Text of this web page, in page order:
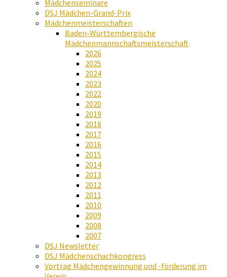
Mädchenseminare
DSJ Mädchen-Grand-Prix
Mädchenmeisterschaften
Baden-Württembergische
Mädchenmannschaftsmeisterschaft
2026
2025
2024
2023
2022
2020
2019
2018
2017
2016
2015
2014
2013
2012
2011
2010
2009
2008
2007
DSJ Newsletter
DSJ Mädchenschachkongress
Vortrag Mädchengewinnung und -förderung im